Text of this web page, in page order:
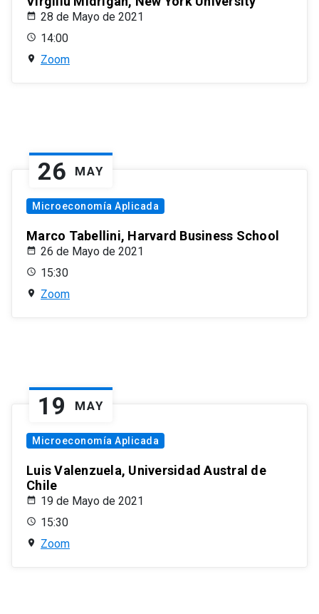
28 de Mayo de 2021
14:00
Zoom
26 MAY
Microeconomía Aplicada
Marco Tabellini, Harvard Business School
26 de Mayo de 2021
15:30
Zoom
19 MAY
Microeconomía Aplicada
Luis Valenzuela, Universidad Austral de
Chile
19 de Mayo de 2021
15:30
Zoom